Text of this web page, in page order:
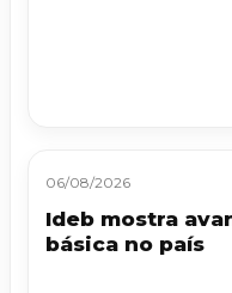
06/08/2026
Ideb mostra
básica no país